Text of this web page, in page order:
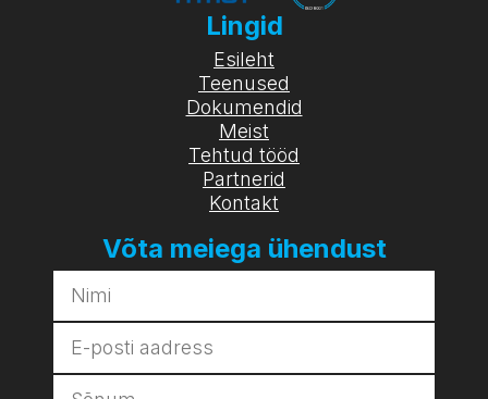
Lingid
Esileht
Teenused
Dokumendid
Meist
Tehtud tööd
Partnerid
Kontakt
Võta meiega ühendust